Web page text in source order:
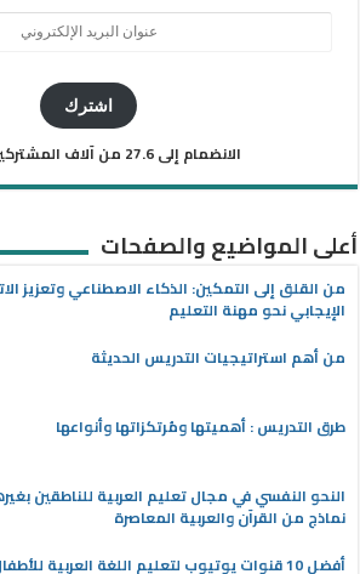
اشترك
الانضمام إلى 27.6 من آلاف المشتركين الآخرين
أعلى المواضيع والصفحات
من القلق إلى التمكين: الذكاء الاصطناعي وتعزيز
الإيجابي نحو مهنة التعليم
من أهم استراتيجيات التدريس الحديثة
طرق التدريس : أهميتها ومُرتكزاتها وأنواعها
النحو النفسي في مجال تعليم العربية للناطقين
نماذج من القرآن والعربية المعاصرة
أفضل 10 قنوات يوتيوب لتعليم اللغة العربية للأطفال